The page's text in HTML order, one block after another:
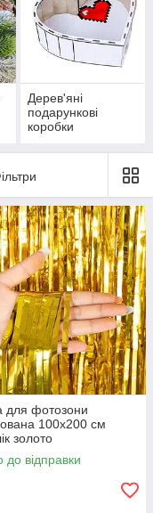
Дерев'яні
подарункові
коробки
для фотозони
100х200 см
золото
до відправки